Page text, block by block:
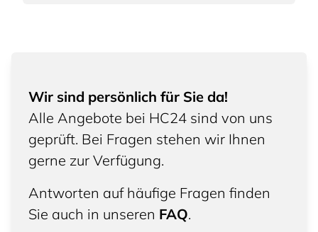
Wir sind persönlich für Sie da!
Alle Angebote bei HC24 sind von uns
geprüft. Bei Fragen stehen wir Ihnen
gerne zur Verfügung.
Antworten auf häufige Fragen finden
Sie auch in unseren FAQ.